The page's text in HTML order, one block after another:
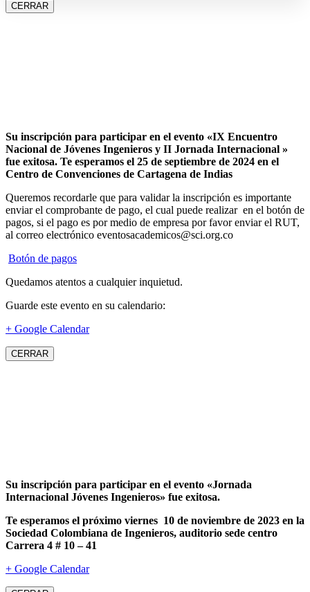
CERRAR
Su inscripción para participar en el evento «IX Encuentro
Nacional de Jóvenes Ingenieros y II Jornada Internacional »
fue exitosa. Te esperamos el 25 de septiembre de 2024 en el
Centro de Convenciones de Cartagena de Indias
Queremos recordarle que para validar la inscripción es importante
enviar el comprobante de pago, el cual puede realizar en el botón de
pagos, si el pago es por medio de empresa por favor enviar el RUT,
al correo electrónico eventosacademicos@sci.org.co
Botón de pagos
Quedamos atentos a cualquier inquietud.
Guarde este evento en su calendario:
+ Google Calendar
CERRAR
Su inscripción para participar en el evento «Jornada
Internacional Jóvenes Ingenieros» fue exitosa.
Te esperamos el próximo viernes 10 de noviembre de 2023 en la
Sociedad Colombiana de Ingenieros, auditorio sede centro
Carrera 4 # 10 – 41
+ Google Calendar